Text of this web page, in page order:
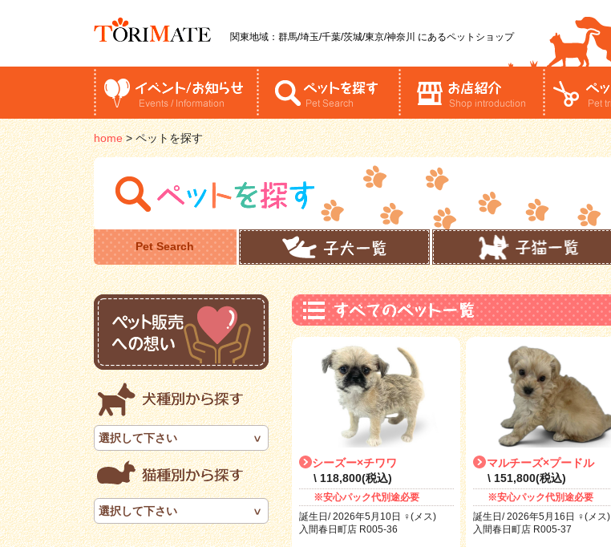
関東地域：群馬/埼玉/千葉/茨城/東京/神奈川 にあるペットショップ
home>ペットを探す
Pet Search
選択して下さい
選択して下さい
シーズー×チワワ
\ 118,800(税込)
※安心パック代別途必要
誕生日/ 2026年5月10日 ♀(メス)
入間春日町店 R005-36
マルチーズ×プードル
\ 151,800(税込)
※安心パック代別途必要
誕生日/ 2026年5月16日 ♀(メス)
入間春日町店 R005-37